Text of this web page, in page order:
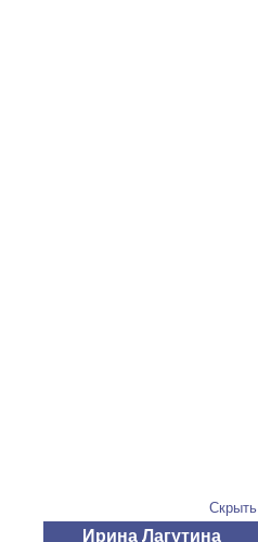
Скрыть
Ирина Лагутина